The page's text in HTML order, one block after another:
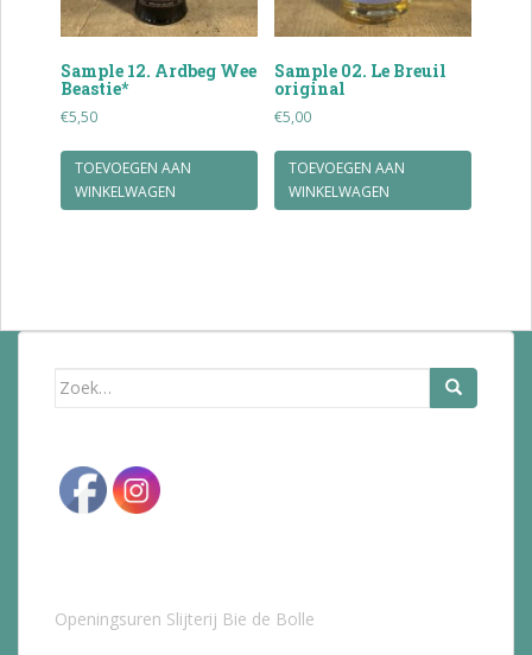
Sample 12. Ardbeg Wee
Beastie*
€5,50
TOEVOEGEN AAN
WINKELWAGEN
Sample 02. Le Breuil
original
€5,00
TOEVOEGEN AAN
WINKELWAGEN
Zoek
Openingsuren Slijterij Bie de Bolle